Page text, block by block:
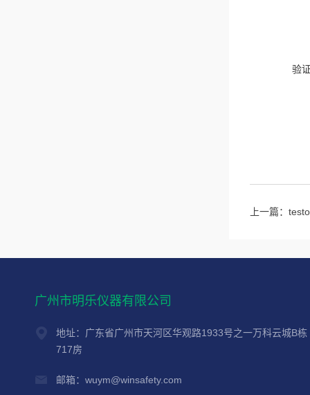
验
上一篇：
广州市明乐仪器有限公司
地址：广东省广州市天河区华观路1933号之一万科云城B栋
717房
邮箱：wuym@winsafety.com